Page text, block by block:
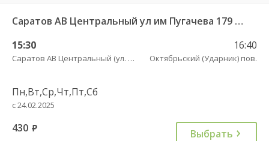
Саратов АВ Центральный ул им Пугачева 179 А — Балашов (Привокзальная площадь 7) 603-1
15:30
Саратов АВ Центральный (ул. им. Пугачева, 179 А)
16:40
Октябрьский (Ударник) пов.
Пн,Вт,Ср,Чт,Пт,Сб
с 24.02.2025
430 руб. Выбрать